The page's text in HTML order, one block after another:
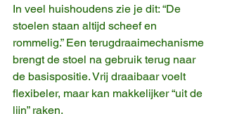
In veel huishoudens zie je dit: “De
stoelen staan altijd scheef en
rommelig.” Een terugdraaimechanisme
brengt de stoel na gebruik terug naar
de basispositie. Vrij draaibaar voelt
flexibeler, maar kan makkelijker “uit de
lijn” raken.